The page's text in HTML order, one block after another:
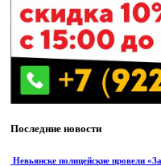
Последние новости
Невьянске полицейские провели